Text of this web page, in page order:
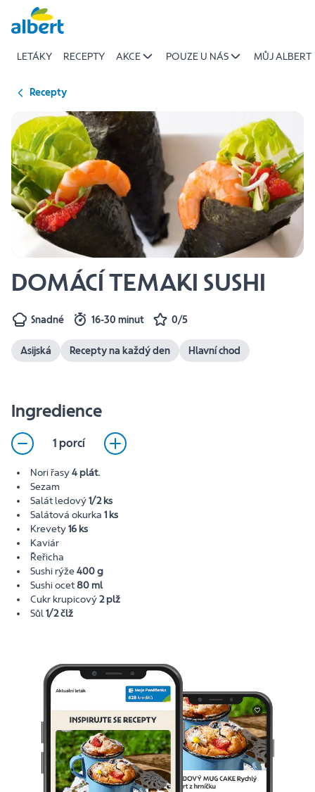
Přeskočit
LETÁKY RECEPTY AKCE POUZE U NÁS MŮJ ALBERT
Recepty
DOMÁCÍ TEMAKI SUSHI
Snadné 16-30 minut 0/5
Asijská Recepty na každý den Hlavní chod
Ingredience
1 porcí
Nori řasy4 plát.
Sezam
Salát ledový1/2 ks
Salátová okurka 1 ks
Krevety16 ks
Kaviár
Řeřicha
Sushi rýže400 g
Sushi ocet80 ml
Cukr krupicový2 plž
Sůl1/2 člž